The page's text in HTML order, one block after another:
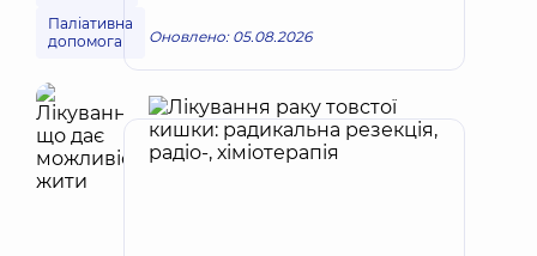
Паліативна
допомога
Оновлено: 05.08.2026